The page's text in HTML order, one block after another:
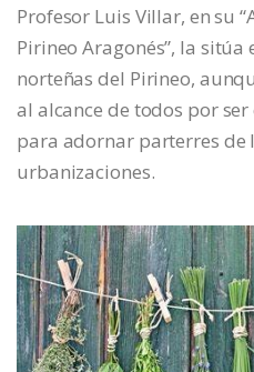
Profesor Luis Villar, en su
Pirineo Aragonés”, la sitúa
norteñas del Pirineo,
al alcance de todos por
para adornar parterres de
urbanizaciones.